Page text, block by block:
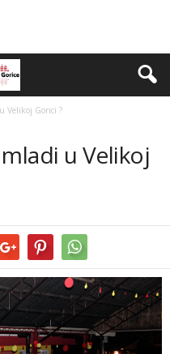
Velikoj Gorici ?
u Velikoj